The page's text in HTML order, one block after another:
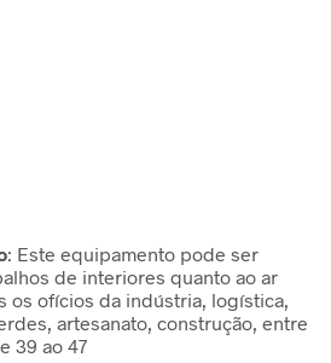
: Este equipamento pode ser
de interiores quanto ao ar
os ofícios da indústria, logística,
artesanato, construção, entre
39 ao 47